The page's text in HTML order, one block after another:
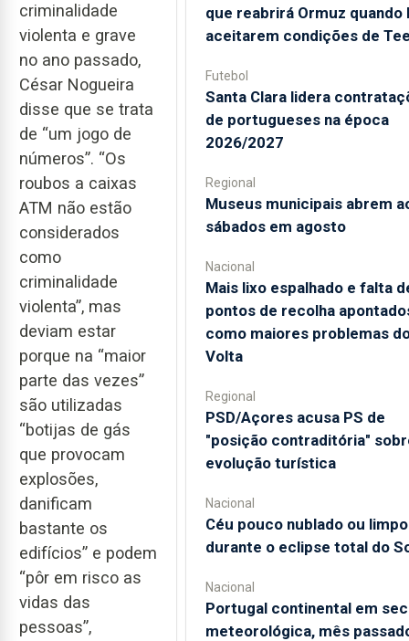
criminalidade
violenta e grave
no ano passado,
César Nogueira
disse que se trata
de “um jogo de
números”. “Os
roubos a caixas
ATM não estão
considerados
como
criminalidade
violenta”, mas
deviam estar
porque na “maior
parte das vezes”
são utilizadas
“botijas de gás
que provocam
explosões,
danificam
bastante os
edifícios” e podem
“pôr em risco as
vidas das
pessoas”,
que reabrirá Ormuz quando
aceitarem condições de
Futebol
Santa Clara lidera
de portugueses na época
2026/2027
Regional
Museus municipais abrem
sábados em agosto
Nacional
Mais lixo espalhado e falta
pontos de recolha
como maiores problemas
Volta
Regional
PSD/Açores acusa PS de
"posição contraditória"
evolução turística
Nacional
Céu pouco nublado ou limpo
durante o eclipse total do
Nacional
Portugal continental em
meteorológica, mês